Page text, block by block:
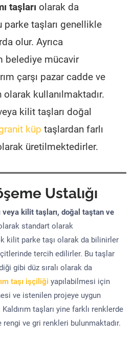
taşları olarak da
taşları genellikle
olur. Ayrıca
belediye mücavir
çarşı pazar cadde ve
olarak kullanılmaktadır.
kilit taşları doğal
küp taşlardan farlı
üretilmektedirler.
Ustalığı
veya kilit taşları, doğal taştan ve
standart olarak
kilit parke taşı olarak da bilinirler
tercih edilirler. Bu taşlar
gibi düz sıralı olarak da
taşı işçiliği yapılabilmesi için
ve istenilen projeye uygun
taşları yine farklı renklerde
ve gri renkleri bulunmaktadır.